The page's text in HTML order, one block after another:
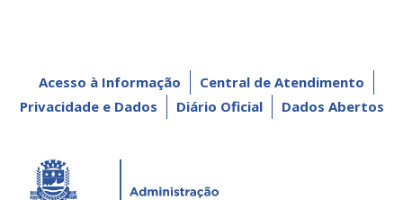
Acesso à Informação
Central de Atendimento
Privacidade e Dados
Diário Oficial Dados Abertos